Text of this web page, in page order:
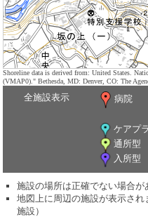
Shoreline data is derived from: United States.
(VMAP0)." Bethesda, MD: Denver, CO: The
全施設表示 病院
ケアプ
通所型
入所型
施設の場所は正確でない場合が
地図上に周辺の施設が表示さ
施設）